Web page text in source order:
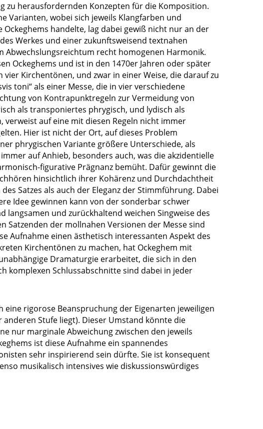
zu herausfordernden Konzepten für die Komposition.
Varianten, wobei sich jeweils Klangfarben und
handelte, lag dabei gewiß nicht nur an der
Werkes und einer zukunftsweisend textnahen
Abwechslungsreichtum recht homogenen Harmonik.
Ockeghems und ist in den 1470er Jahren oder später
Kirchentönen, und zwar in einer Weise, die darauf zu
toni“ als einer Messe, die in vier verschiedene
von Kontrapunktregeln zur Vermeidung von
als transponiertes phrygisch, und lydisch als
auf eine mit diesen Regeln nicht immer
Hier ist nicht der Ort, auf dieses Problem
phrygischen Variante größere Unterschiede, als
auf Anhieb, besonders auch, was die akzidentielle
figurative Prägnanz bemüht. Dafür gewinnt die
hinsichtlich ihrer Kohärenz und Durchdachtheit
Satzes als auch der Eleganz der Stimmführung. Dabei
Idee gewinnen kann von der sonderbar schwer
langsamen und zurückhaltend weichen Singweise des
Satzenden der mollnahen Versionen der Messe sind
Aufnahme einen ästhetisch interessanten Aspekt des
Kirchentönen zu machen, hat Ockeghem mit
Dramaturgie erarbeitet, die sich in den
komplexen Schlussabschnitte sind dabei in jeder
rigorose Beanspruchung der Eigenarten jeweiligen
Stufe liegt). Dieser Umstand könnte die
nur marginale Abweichung zwischen den jeweils
ist diese Aufnahme ein spannendes
sehr inspirierend sein dürfte. Sie ist konsequent
musikalisch intensives wie diskussionswürdiges